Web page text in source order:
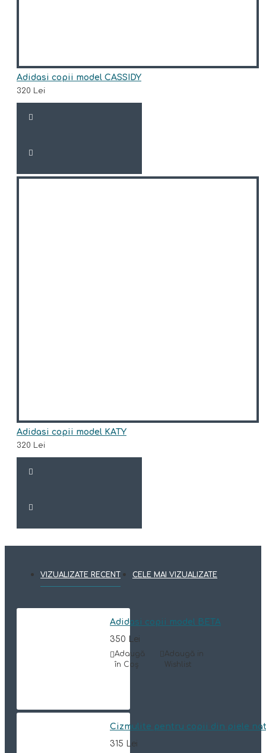
Adidasi copii model CASSIDY
320 Lei
Adidasi copii model KATY
320 Lei
VIZUALIZATE RECENT CELE MAI VIZUALIZATE
Adidasi copii model BETA
350 Lei
Adaugă
în Coş
Adaugă in
Wishlist
Cizmulite pentru copii din piele
315 Lei